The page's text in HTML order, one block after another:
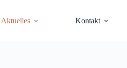
Aktuelles Kontakt